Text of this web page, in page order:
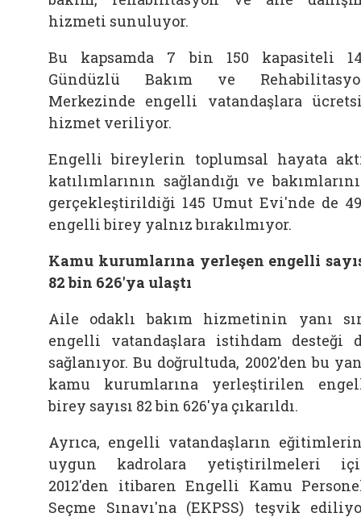
hizmeti sunuluyor.
Bu kapsamda 7 bin 150 kapasiteli
Gündüzlü Bakım ve
Merkezinde engelli vatandaşlara
hizmet veriliyor.
Engelli bireylerin toplumsal hayata
katılımlarının sağlandığı ve
gerçekleştirildiği 145 Umut Evi'nde de
engelli birey yalnız bırakılmıyor.
Kamu kurumlarına yerleşen engelli
82 bin 626'ya ulaştı
Aile odaklı bakım hizmetinin yanı
engelli vatandaşlara istihdam desteği
sağlanıyor. Bu doğrultuda, 2002'den bu
kamu kurumlarına yerleştirilen
birey sayısı 82 bin 626'ya çıkarıldı.
Ayrıca, engelli vatandaşların
uygun kadrolara yetiştirilmeleri
2012'den itibaren Engelli Kamu
Seçme Sınavı'na (EKPSS) teşvik